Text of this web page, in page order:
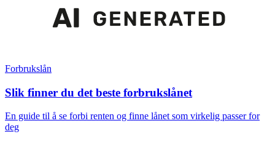
Forbrukslån
Slik finner du det beste forbrukslånet
En guide til å se forbi renten og finne lånet som virkelig passer for
deg